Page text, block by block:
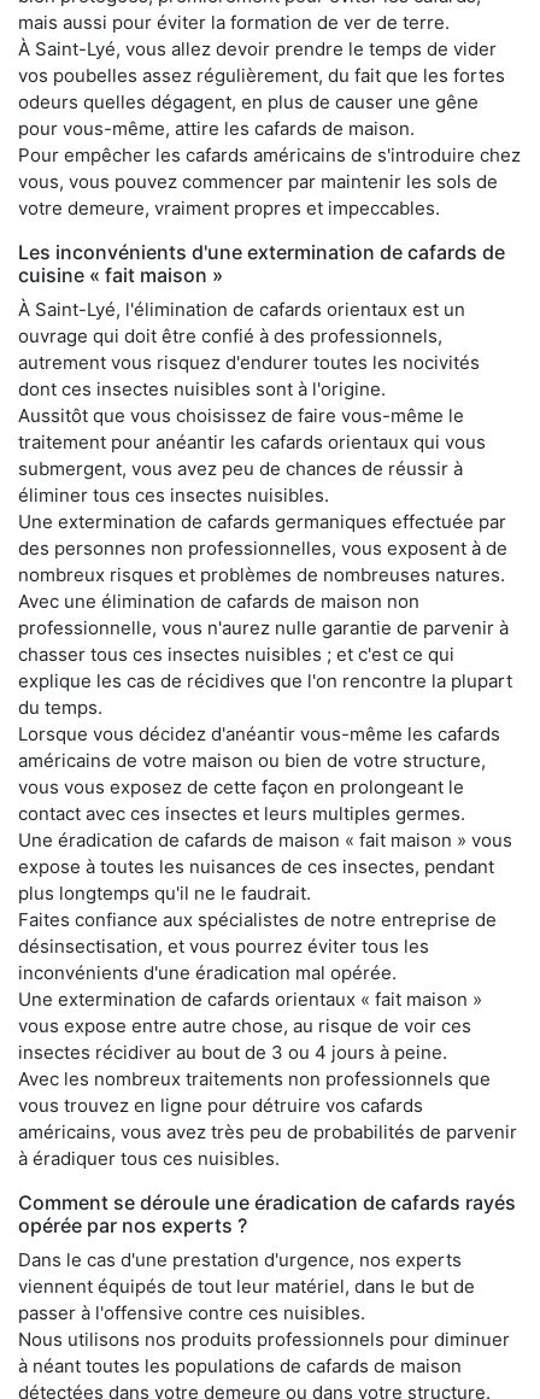
mais aussi pour éviter la formation de ver de terre.
À Saint-Lyé, vous allez devoir prendre le temps de vider
vos poubelles assez régulièrement, du fait que les fortes
odeurs quelles dégagent, en plus de causer une gêne
pour vous-même, attire les cafards de maison.
Pour empêcher les cafards américains de s'introduire chez
vous, vous pouvez commencer par maintenir les sols de
votre demeure, vraiment propres et impeccables.
Les inconvénients d'une extermination de cafards de
cuisine « fait maison »
À Saint-Lyé, l'élimination de cafards orientaux est un
ouvrage qui doit être confié à des professionnels,
autrement vous risquez d'endurer toutes les nocivités
dont ces insectes nuisibles sont à l'origine.
Aussitôt que vous choisissez de faire vous-même le
traitement pour anéantir les cafards orientaux qui vous
submergent, vous avez peu de chances de réussir à
éliminer tous ces insectes nuisibles.
Une extermination de cafards germaniques effectuée par
des personnes non professionnelles, vous exposent à de
nombreux risques et problèmes de nombreuses natures.
Avec une élimination de cafards de maison non
professionnelle, vous n'aurez nulle garantie de parvenir à
chasser tous ces insectes nuisibles ; et c'est ce qui
explique les cas de récidives que l'on rencontre la plupart
du temps.
Lorsque vous décidez d'anéantir vous-même les cafards
américains de votre maison ou bien de votre structure,
vous vous exposez de cette façon en prolongeant le
contact avec ces insectes et leurs multiples germes.
Une éradication de cafards de maison « fait maison » vous
expose à toutes les nuisances de ces insectes, pendant
plus longtemps qu'il ne le faudrait.
Faites confiance aux spécialistes de notre entreprise de
désinsectisation, et vous pourrez éviter tous les
inconvénients d'une éradication mal opérée.
Une extermination de cafards orientaux « fait maison »
vous expose entre autre chose, au risque de voir ces
insectes récidiver au bout de 3 ou 4 jours à peine.
Avec les nombreux traitements non professionnels que
vous trouvez en ligne pour détruire vos cafards
américains, vous avez très peu de probabilités de parvenir
à éradiquer tous ces nuisibles.
Comment se déroule une éradication de cafards rayés
opérée par nos experts ?
Dans le cas d'une prestation d'urgence, nos experts
viennent équipés de tout leur matériel, dans le but de
passer à l'offensive contre ces nuisibles.
Nous utilisons nos produits professionnels pour diminuer
à néant toutes les populations de cafards de maison
détectées dans votre demeure ou dans votre structure.